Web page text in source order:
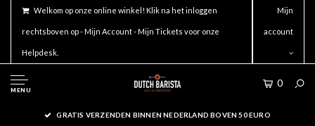
Welkom op onze online winkel! Klik na het inloggen
rechtsboven op - Mijn Account - Mijn Tickets voor onze
Helpdesk.
Mijn
account
MENU
0
GRATIS VERZENDEN BINNEN NEDERLAND BOVEN 50 EURO